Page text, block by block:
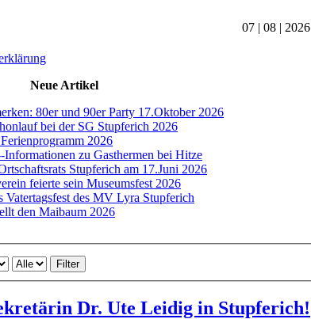
07 | 08 | 2026
Neue Artikel
80er und 90er Party 17.Oktober 2026
bei der SG Stupferich 2026
2026
Informationen zu Gasthermen bei Hitze
Stupferich am 17.Juni 2026
feierte sein Museumsfest 2026
Vatertagsfest des MV Lyra Stupferich
den Maibaum 2026
Filter
Dr. Ute Leidig in Stupferich!